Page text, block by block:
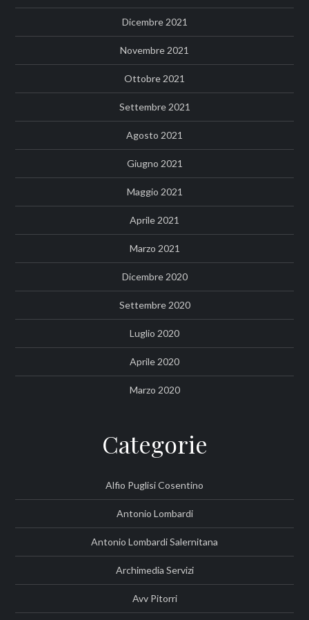
Dicembre 2021
Novembre 2021
Ottobre 2021
Settembre 2021
Agosto 2021
Giugno 2021
Maggio 2021
Aprile 2021
Marzo 2021
Dicembre 2020
Settembre 2020
Luglio 2020
Aprile 2020
Marzo 2020
Categorie
Alfio Puglisi Cosentino
Antonio Lombardi
Antonio Lombardi Salernitana
Archimedia Servizi
Avv Pitorri